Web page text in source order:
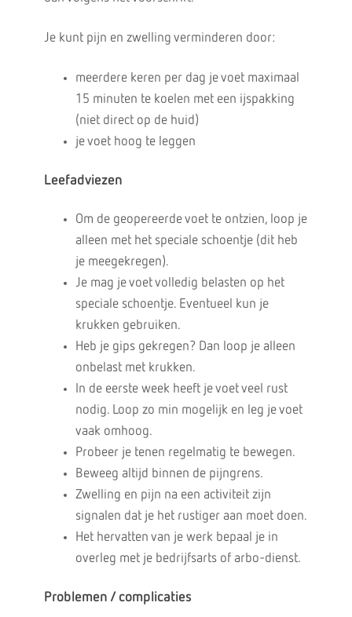
Je kunt pijn en zwelling verminderen door:
meerdere keren per dag je voet maximaal
15 minuten te koelen met een ijspakking
(niet direct op de huid)
je voet hoog te leggen
Leefadviezen
Om de geopereerde voet te ontzien, loop je
alleen met het speciale schoentje (dit heb
je meegekregen).
Je mag je voet volledig belasten op het
speciale schoentje. Eventueel kun je
krukken gebruiken.
Heb je gips gekregen? Dan loop je alleen
onbelast met krukken.
In de eerste week heeft je voet veel rust
nodig. Loop zo min mogelijk en leg je voet
vaak omhoog.
Probeer je tenen regelmatig te bewegen.
Beweeg altijd binnen de pijngrens.
Zwelling en pijn na een activiteit zijn
signalen dat je het rustiger aan moet doen.
Het hervatten van je werk bepaal je in
overleg met je bedrijfsarts of arbo-dienst.
Problemen / complicaties